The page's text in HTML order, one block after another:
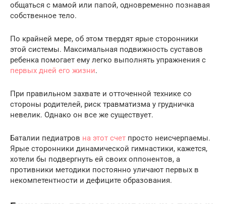
общаться с мамой или папой, одновременно познавая
собственное тело.
По крайней мере, об этом твердят ярые сторонники
этой системы. Максимальная подвижность суставов
ребенка помогает ему легко выполнять упражнения с
первых дней его жизни.
При правильном захвате и отточенной технике со
стороны родителей, риск травматизма у грудничка
невелик. Однако он все же существует.
Баталии педиатров на этот счет просто неисчерпаемы.
Ярые сторонники динамической гимнастики, кажется,
хотели бы подвергнуть ей своих оппонентов, а
противники методики постоянно уличают первых в
некомпетентности и дефиците образования.